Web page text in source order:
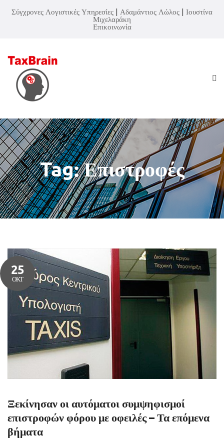
Σύγχρονες Λογιστικές Υπηρεσίες | Αδαμάντιος Λώλος | Ιουστίνα
Μιχελαράκη
Επικοινωνία
Tag: Επιστροφές
25
ΟΚΤ
Ξεκίνησαν οι αυτόματοι συμψηφισμοί
επιστροφών φόρου με οφειλές – Τα επόμενα
βήματα